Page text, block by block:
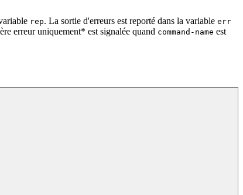
rep. La sortie d'erreurs est reporté dans la variable err
erreur uniquement* est signalée quand command-name est